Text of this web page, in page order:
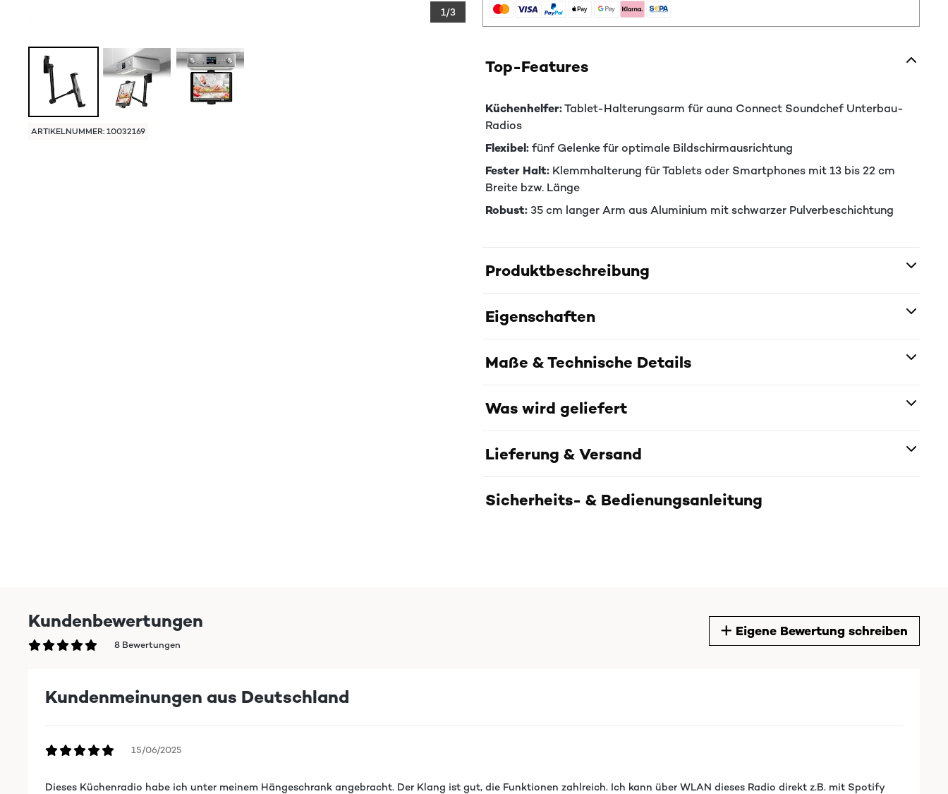
1/3
ARTIKELNUMMER: 10032169
Top-Features
Küchenhelfer:Tablet-Halterungsarm für auna Connect Soundchef Unterbau-
Radios
Flexibel:fünf Gelenke für optimale Bildschirmausrichtung
Fester Halt: Klemmhalterung für Tablets oder Smartphones mit 13 bis 22 cm
Breite bzw. Länge
Robust:35 cm langer Arm aus Aluminium mit schwarzer Pulverbeschichtung
Produktbeschreibung
Eigenschaften
Maße & Technische Details
Was wird geliefert
Lieferung & Versand
Sicherheits- & Bedienungsanleitung
Kundenbewertungen
8 Bewertungen
Eigene Bewertung schreiben
Kundenmeinungen aus Deutschland
15/06/2025
Dieses Küchenradio habe ich unter meinem Hängeschrank angebracht. Der Klang ist gut, die Funktionen zahlreich. Ich kann über WLAN dieses Radio direkt z.B. mit Spotify